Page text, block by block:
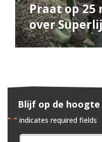
Praat op 25
over
Blijf op de
"*" indicates required fields